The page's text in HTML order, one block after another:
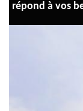
répond à vos